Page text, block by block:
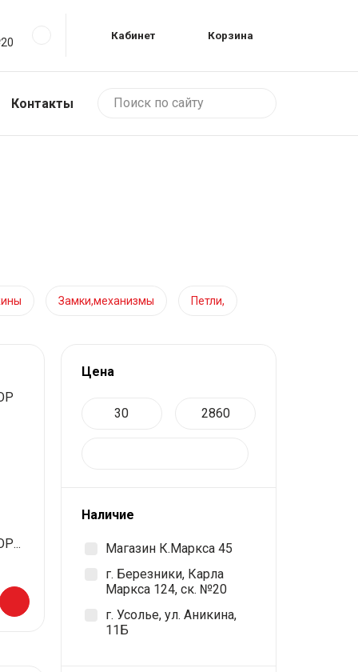
Кабинет Корзина
Контакты
Замки,механизмы Петли,
Цена
Наличие
Магазин К.Маркса 45
г. Березники, Карла
Маркса 124, ск. №20
г. Усолье, ул. Аникина,
11Б